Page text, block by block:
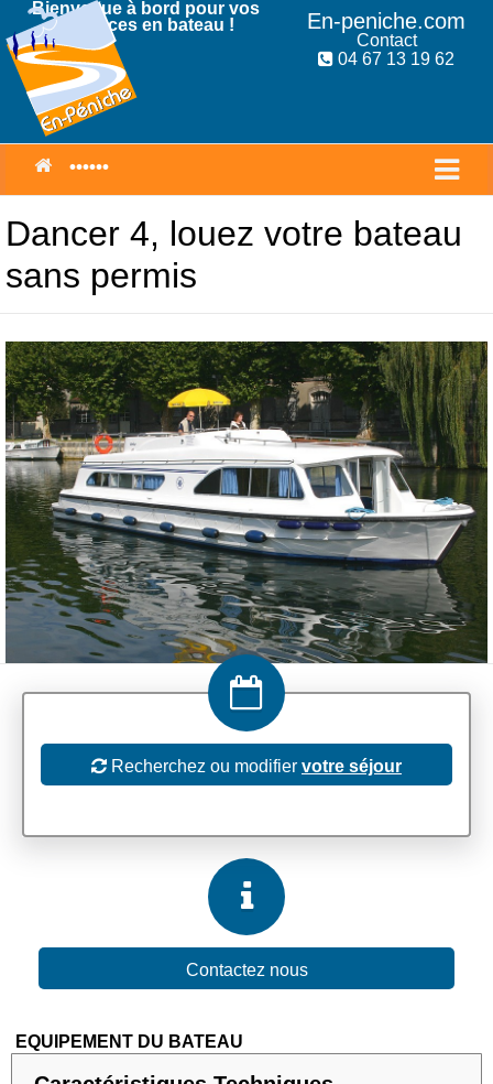
En-peniche.com
Contact
04 67 13 19 62
Bienvenue à bord pour vos
Vacances en bateau !
Dancer 4, louez votre bateau
sans permis
Recherchez ou modifier votre séjour
Contactez nous
EQUIPEMENT DU BATEAU